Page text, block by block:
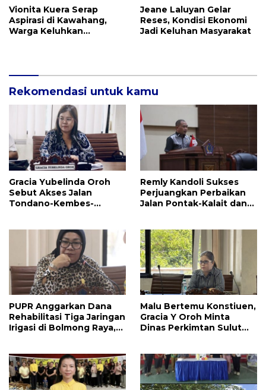
Vionita Kuera Serap
Aspirasi di Kawahang,
Warga Keluhkan
Jeane Laluyan Gelar
Reses, Kondisi Ekonomi
Jadi Keluhan Masyarakat
Rekomendasi untuk kamu
Gracia Yubelinda Oroh
Sebut Akses Jalan
Tondano-Kembes-
Remly Kandoli Sukses
Perjuangkan Perbaikan
Jalan Pontak-Kalait dan
PUPR Anggarkan Dana
Rehabilitasi Tiga Jaringan
Irigasi di Bolmong Raya,
Malu Bertemu Konstiuen,
Gracia Y Oroh Minta
Dinas Perkimtan Sulut
Jalan di Tandengan I